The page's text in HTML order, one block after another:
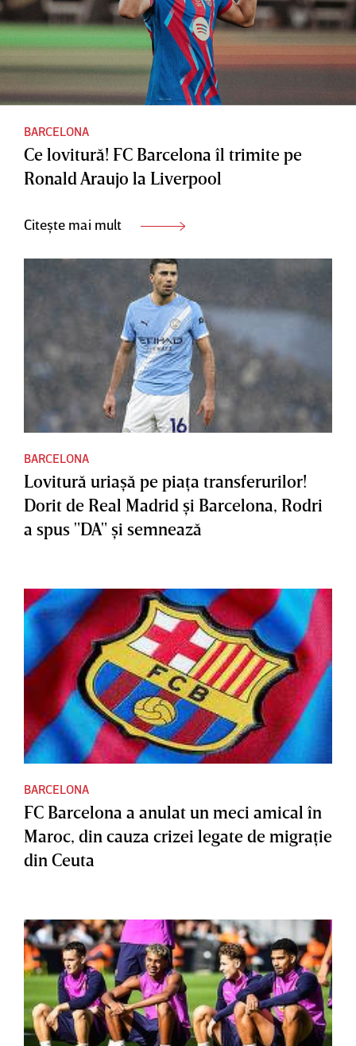
BARCELONA
Ce lovitură! FC Barcelona îl trimite pe
Ronald Araujo la Liverpool
Citește mai mult
BARCELONA
Lovitură uriaşă pe piaţa transferurilor!
Dorit de Real Madrid şi Barcelona, Rodri
a spus "DA" şi semnează
BARCELONA
FC Barcelona a anulat un meci amical în
Maroc, din cauza crizei legate de migraţie
din Ceuta